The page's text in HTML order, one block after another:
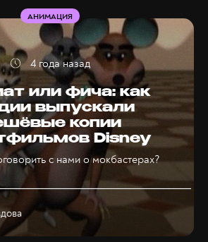
или фича: как
выпускали
копии
Disney
с нами о мокбастерах?
АНИМАЦИЯ
4 года назад